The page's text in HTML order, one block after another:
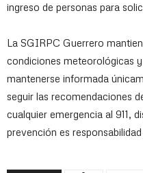
ingreso de personas para
La SGIRPC Guerrero
condiciones meteorológicas
mantenerse informada
seguir las recomendaciones
cualquier emergencia al 911,
prevención es